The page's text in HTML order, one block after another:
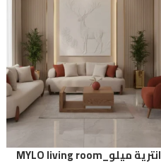
انترية ميلو_MYLO living room